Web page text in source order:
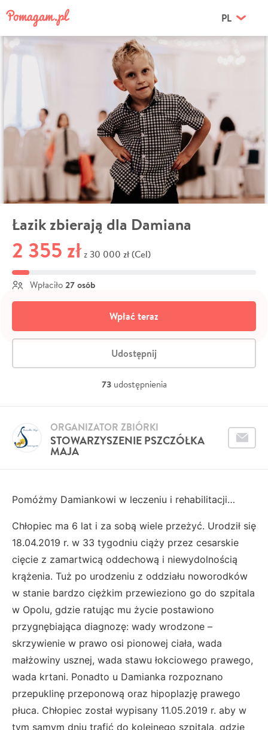
PL
Łazik zbierają dla Damiana
2 355 zł z 30 000 zł (Cel)
Wpłaciło 27 osób
Wpłać teraz
Udostępnij
73 udostępnienia
STOWARZYSZENIE PSZCZÓŁKA
MAJA
ORGANIZATOR ZBIÓRKI
Pomóżmy Damiankowi w leczeniu i rehabilitacji…
Chłopiec ma 6 lat i za sobą wiele przeżyć. Urodził się
18.04.2019 r. w 33 tygodniu ciąży przez cesarskie
cięcie z zamartwicą oddechową i niewydolnością
krążenia. Tuż po urodzeniu z oddziału noworodków
w stanie bardzo ciężkim przewieziono go do szpitala
w Opolu, gdzie ratując mu życie postawiono
przygnębiająca diagnozę: wady wrodzone –
skrzywienie w prawo osi pionowej ciała, wada
małżowiny usznej, wada stawu łokciowego prawego,
wada krtani. Ponadto u Damianka rozpoznano
przepuklinę przeponową oraz hipoplazję prawego
płuca. Chłopiec został wypisany 11.05.2019 r. aby w
tym samym dniu trafić do kolejnego szpitala, gdzie